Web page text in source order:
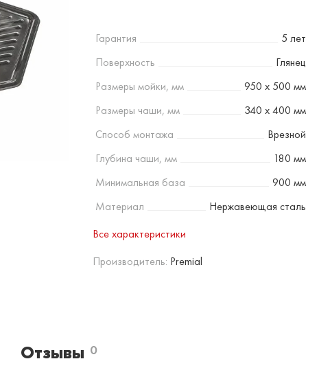
Гарантия
5 лет
Поверхность
Глянец
Размеры мойки, мм
950 x 500 мм
Размеры чаши, мм
340 x 400 мм
Способ монтажа
Врезной
Глубина чаши, мм
180 мм
Минимальная база
900 мм
Материал
Нержавеющая сталь
Все характеристики
Производитель: Premial
Отзывы 0